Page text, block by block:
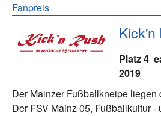
Fanpreis
Kick'n
Platz 4
2019
Der Mainzer Fußballkneipe liegen
Der FSV Mainz 05, Fußballkultur -